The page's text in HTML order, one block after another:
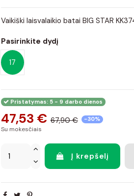
Vaikiški laisvalaikio batai BIG STAR
Pasirinkite dydį
17
Pristatymas: 5 - 9 darbo dienos
47,53 € 67,90 € -30%
Su mokesčiais
Į krepšelį